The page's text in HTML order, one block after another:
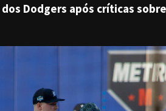
Dodgers após críticas